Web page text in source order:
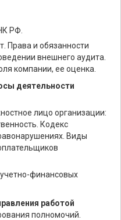
РФ.
Права и обязанности
внешнего аудита.
компании, ее оценка.
деятельности
лицо организации:
Кодекс
Виды
финансовых
работой
полномочий.